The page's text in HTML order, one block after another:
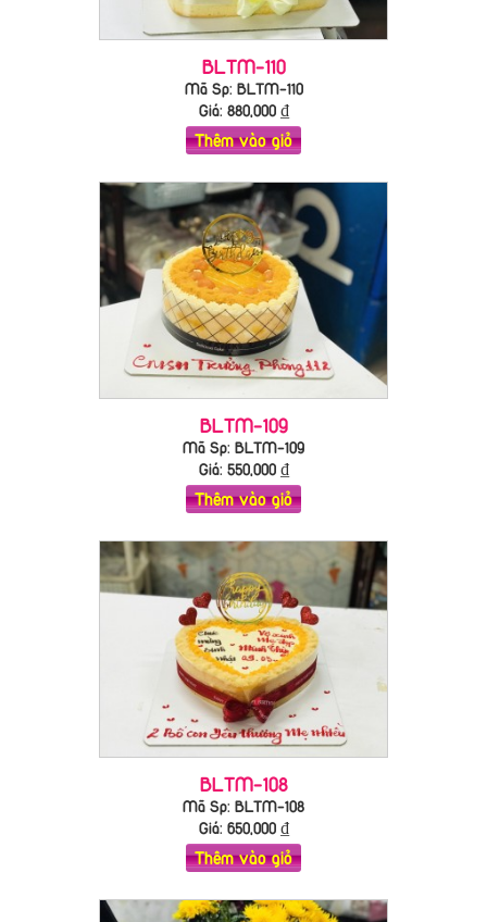
BLTM-110
Mã Sp: BLTM-110
Giá: 880,000₫
Thêm vào giỏ
BLTM-109
Mã Sp: BLTM-109
Giá: 550,000₫
Thêm vào giỏ
BLTM-108
Mã Sp: BLTM-108
Giá: 650,000₫
Thêm vào giỏ